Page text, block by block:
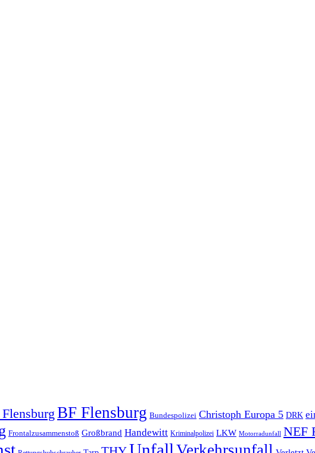
BF Flensburg Bundespolizei Christoph Europa 5 DRK
Frontalzusammenstoß Großbrand Handewitt Kriminalpolizei LKW Motorradunfall NEF